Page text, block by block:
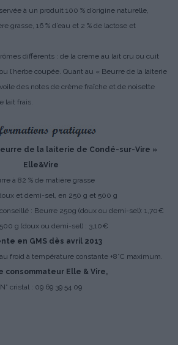
à un produit 100 % d’origine naturelle,
grasse, 16 % d’eau et 2 % de lactose et
différents : de la crème au lait cru ou cuit
l’herbe coupée. Quant au « Beurre de la laiterie
des notes de crème fraîche et de noisette
lait frais.
de la laiterie de Condé-sur-Vire »
Elle&Vire
à 82 % de matière grasse
et demi-sel, en 250 g et 500 g
: Beurre 250g (doux ou demi-sel): 1,70€
g (doux ou demi-sel) : 3,10€
en GMS dès avril 2013
froid à température constante +8°C maximum.
consommateur Elle & Vire,
N° cristal : 09 69 39 54 09